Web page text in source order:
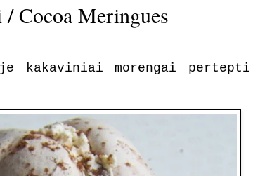
Cocoa Meringues
kakaviniai morengai